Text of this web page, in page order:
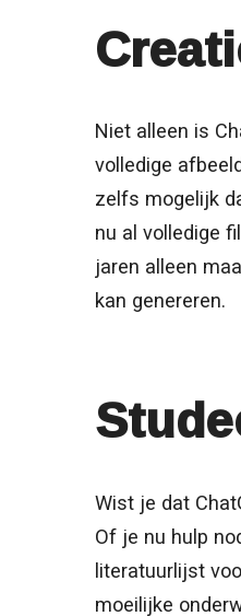
Niet alleen is
volledige
zelfs mogelijk
nu al volledige
jaren alleen
kan genereren.
Wist je dat
Of je nu hulp
literatuurlijst
moeilijke